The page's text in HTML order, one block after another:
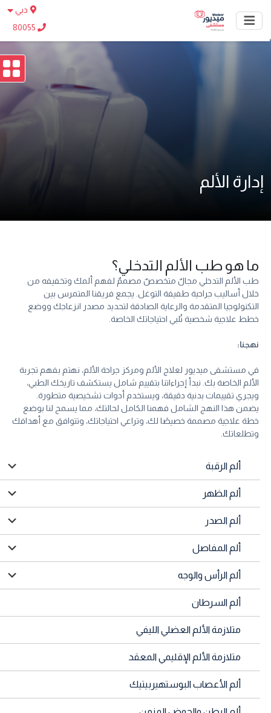
دبي
80055
إدارة الألم
ما هو طب الألم التدخلي؟
طب الألم التدخلي مجالٌ متخصصٌ مصممٌ لفهم ألمك وتخفيفه من
خلال أساليب جراحية طفيفة التوغل. يجمع فريقنا المتمرس بين
التكنولوجيا المتقدمة والرعاية الصادقة لتحديد مصدر انزعاجك ووضع
خطط علاجية شخصية تُلبي احتياجاتك الخاصة.
نهجنا:
في مستشفى ميديور لعلاج الألم ومركز جراحة الألم، نهتم بفهم تجربة
الألم الخاصة بك. نبدأ إجراءاتنا بتقييم شامل يستكشف تاريخك الطبي،
ويجري تقييمات بدنية دقيقة، ويستخدم أدوات تشخيصية متطورة.
يضمن هذا النهج الشامل فهمنا الكامل لحالتك، مما يسمح لنا بوضع
خطة علاجية مصممة خصيصًا لك، وتراعي احتياجاتك، وتتوافق مع أهدافك
وتطلعاتك.
ألم الرقبة
ألم الظهر
ألم الصدر
ألم المفاصل
ألم الرأس والوجه
ألم السرطان
متلازمة الألم العضلي الليفي
متلازمة الألم الإقليمي المعقد
ألم الأعصاب البوستهيربيتيك